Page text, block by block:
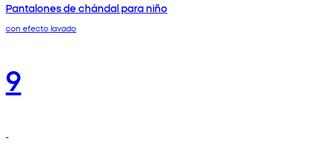
Pantalones de chándal para niño
con efecto lavado
9